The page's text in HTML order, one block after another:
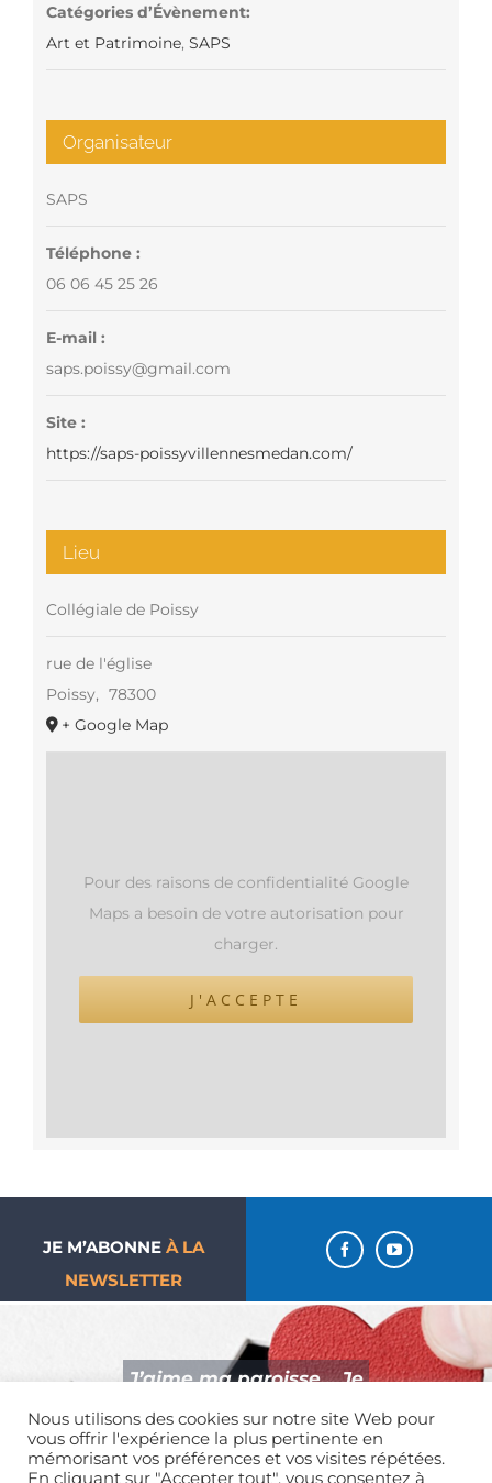
Catégories d’Évènement:
Art et Patrimoine, SAPS
Organisateur
SAPS
Téléphone :
06 06 45 25 26
E-mail :
saps.poissy@gmail.com
Site :
https://saps-poissyvillennesmedan.com/
Lieu
Collégiale de Poissy
rue de l'église
Poissy, 78300
+ Google Map
Pour des raisons de confidentialité Google
Maps a besoin de votre autorisation pour
charger.
J'ACCEPTE
JE M’ABONNE À LA
NEWSLETTER
J’aime ma paroisse… Je
donne !
Nous utilisons des cookies sur notre site Web pour
vous offrir l'expérience la plus pertinente en
mémorisant vos préférences et vos visites répétées.
En cliquant sur "Accepter tout", vous consentez à